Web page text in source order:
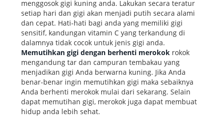
menggosok gigi kuning anda. Lakukan secara teratur
setiap hari dan gigi akan menjadi putih secara alami
dan cepat. Hati-hati bagi anda yang memiliki gigi
sensitif, kandungan vitamin C yang terkandung di
dalamnya tidak cocok untuk jenis gigi anda.
Memutihkan gigi dengan berhenti merokok rokok
mengandung tar dan campuran tembakau yang
menjadikan gigi Anda berwarna kuning. Jika Anda
benar-benar ingin memutihkan gigi maka sebaiknya
Anda berhenti merokok mulai dari sekarang. Selain
dapat memutihan gigi, merokok juga dapat membuat
hidup anda lebih sehat.